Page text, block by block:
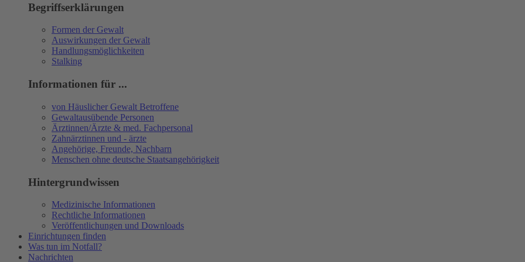
Begriffserklärungen
Formen der Gewalt
Auswirkungen der Gewalt
Handlungsmöglichkeiten
Stalking
Informationen für ...
von Häuslicher Gewalt Betroffene
Gewaltausübende Personen
Ärztinnen/Ärzte & med. Fachpersonal
Zahnärztinnen und - ärzte
Angehörige, Freunde, Nachbarn
Menschen ohne deutsche Staatsangehörigkeit
Hintergrundwissen
Medizinische Informationen
Rechtliche Informationen
Veröffentlichungen und Downloads
Einrichtungen finden
Was tun im Notfall?
Nachrichten